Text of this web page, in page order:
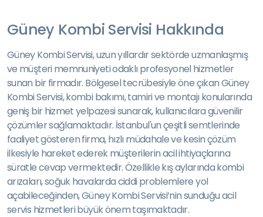
Güney Kombi Servisi Hakkında
Güney Kombi Servisi, uzun yıllardır sektörde uzmanlaşmış
ve müşteri memnuniyeti odaklı profesyonel hizmetler
sunan bir firmadır. Bölgesel tecrübesiyle öne çıkan Güney
Kombi Servisi, kombi bakımı, tamiri ve montajı konularında
geniş bir hizmet yelpazesi sunarak, kullanıcılara güvenilir
çözümler sağlamaktadır. İstanbul'un çeşitli semtlerinde
faaliyet gösteren firma, hızlı müdahale ve kesin çözüm
ilkesiyle hareket ederek müşterilerin acil ihtiyaçlarına
süratle cevap vermektedir. Özellikle kış aylarında kombi
arızaları, soğuk havalarda ciddi problemlere yol
açabileceğinden, Güney Kombi Servisi’nin sunduğu acil
servis hizmetleri büyük önem taşımaktadır.